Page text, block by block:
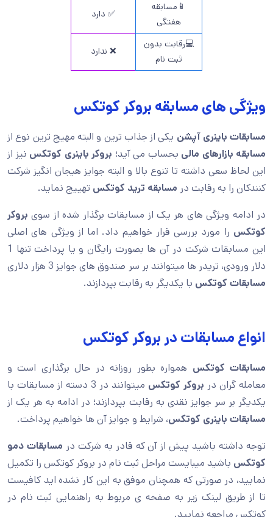
📱مسابقه
هفتگی
✅ دارد
💻رقابت بدون
ثبت نام
❌ ندارد
ویژگی های مسابقه بروکر کوتکس
مسابقات باینری آپشن یکی از جذاب ترین و البته مهیج ترین نوع از
مسابقه بازارهای مالی بحساب می آید؛ بروکر باینری کوتکس نیز از
این لحاظ سعی داشته تا تنوع بالا و البته جوایز هیجان انگیز شرکت
کنندکان را به رقابت در مسابقه ترید کوتکس تهییج نماید.
در ادامه ویژگی های هر یک از مسابقات برگذار شده از سوی بروکر
کوتکس را مورد بررسی قرار خواهیم داد. اما از ویژگی های اصلی
این مسابقات شرکت در آن ها بصورت رایگان و یا پرداخت تنها 1
دلار ورودی، تریدر ها میتوانند بر سر صندوق های جوایز 3 هزار دلاری
مسابقات کوتکس با یکدیگر به رقابت بپردازند.
انواع مسابقات در بروکر کوتکس
مسابقات کوتکس همواره بطور روزانه در حال برگذاری است و
معامله گران در بروکر کوتکس
میتوانند در 3 دسته از مسابقات با
یکدیگر بر سر جوایز نقدی به رقابت بپردازند؛ در ادامه به هر یک از
مسابقات باینری کوتکس، شرایط و جوایز آن ها خواهیم پرداخت.
توجه داشته باشید پیش از آن که قادر به شرکت در مسابقات دمو
کوتکس باشید میبایست مراحل ثبت نام در بروکر کوتکس را تکمیل
نمایید، در صورتی که همچنان موفق به این کار نشده اید کافیست
تا از طریق لینک زیر به صفحه ی مربوط به راهنمایی ثبت نام در